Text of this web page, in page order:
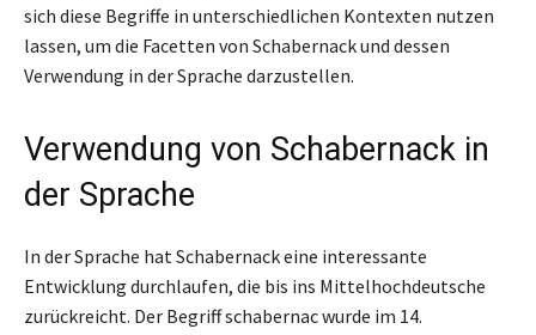
sich diese Begriffe in unterschiedlichen Kontexten nutzen
lassen, um die Facetten von Schabernack und dessen
Verwendung in der Sprache darzustellen.
Verwendung von Schabernack in
der Sprache
In der Sprache hat Schabernack eine interessante
Entwicklung durchlaufen, die bis ins Mittelhochdeutsche
zurückreicht. Der Begriff schabernac wurde im 14.